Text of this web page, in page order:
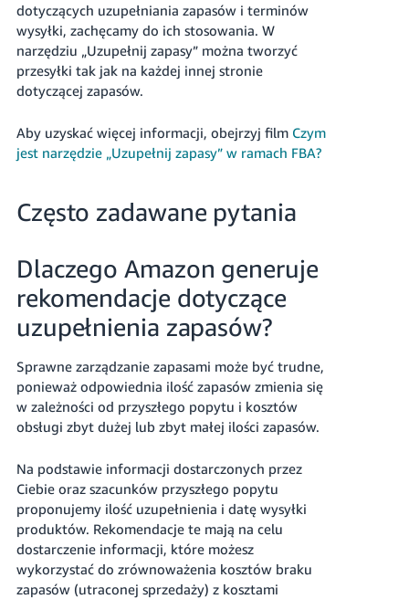
dotyczących uzupełniania zapasów i terminów
wysyłki, zachęcamy do ich stosowania. W
narzędziu „Uzupełnij zapasy” można tworzyć
przesyłki tak jak na każdej innej stronie
dotyczącej zapasów.
Aby uzyskać więcej informacji, obejrzyj film Czym
jest narzędzie „Uzupełnij zapasy” w ramach FBA?
Często zadawane pytania
Dlaczego Amazon generuje
rekomendacje dotyczące
uzupełnienia zapasów?
Sprawne zarządzanie zapasami może być trudne,
ponieważ odpowiednia ilość zapasów zmienia się
w zależności od przyszłego popytu i kosztów
obsługi zbyt dużej lub zbyt małej ilości zapasów.
Na podstawie informacji dostarczonych przez
Ciebie oraz szacunków przyszłego popytu
proponujemy ilość uzupełnienia i datę wysyłki
produktów. Rekomendacje te mają na celu
dostarczenie informacji, które możesz
wykorzystać do zrównoważenia kosztów braku
zapasów (utraconej sprzedaży) z kosztami